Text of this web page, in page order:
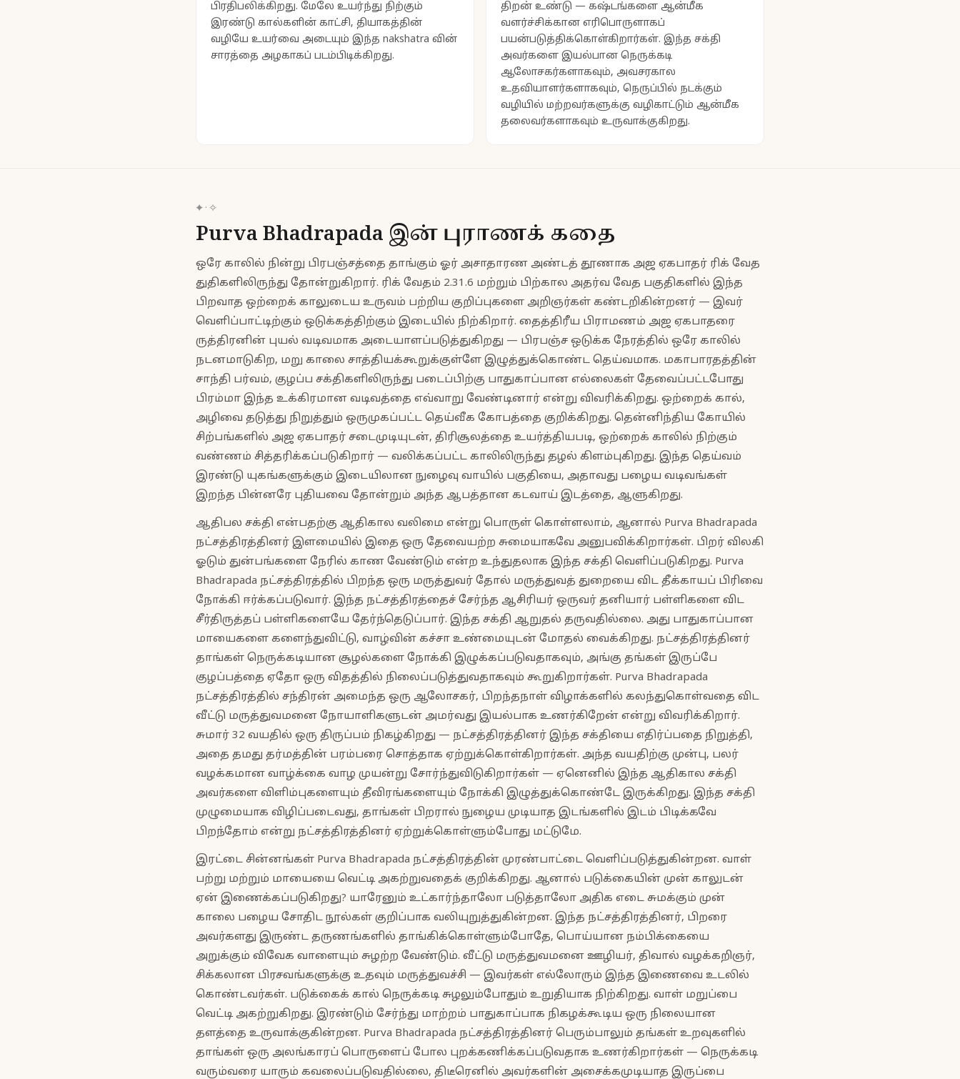
பிரதிபலிக்கிறது. மேலே உயர்ந்து நிற்கும்
இரண்டு கால்களின் காட்சி, தியாகத்தின்
வழியே உயர்வை அடையும் இந்த nakshatra வின்
சாரத்தை அழகாகப் படம்பிடிக்கிறது.
திறன் உண்டு — கஷ்டங்களை ஆன்மீக
வளர்ச்சிக்கான எரிபொருளாகப்
பயன்படுத்திக்கொள்கிறார்கள். இந்த சக்தி
அவர்களை இயல்பான நெருக்கடி
ஆலோசகர்களாகவும், அவசரகால
உதவியாளர்களாகவும், நெருப்பில் நடக்கும்
வழியில் மற்றவர்களுக்கு வழிகாட்டும் ஆன்மீக
தலைவர்களாகவும் உருவாக்குகிறது.
✦ · ✧
Purva Bhadrapada இன் புராணக் கதை
ஒரே காலில் நின்று பிரபஞ்சத்தை தாங்கும் ஓர் அசாதாரண அண்டத் தூணாக அஜ ஏகபாதர் ரிக் வேத
துதிகளிலிருந்து தோன்றுகிறார். ரிக் வேதம் 2.31.6 மற்றும் பிற்கால அதர்வ வேத பகுதிகளில் இந்த
பிறவாத ஒற்றைக் காலுடைய உருவம் பற்றிய குறிப்புகளை அறிஞர்கள் கண்டறிகின்றனர் — இவர்
வெளிப்பாட்டிற்கும் ஒடுக்கத்திற்கும் இடையில் நிற்கிறார். தைத்திரீய பிராமணம் அஜ ஏகபாதரை
ருத்திரனின் புயல் வடிவமாக அடையாளப்படுத்துகிறது — பிரபஞ்ச ஒடுக்க நேரத்தில் ஒரே காலில்
நடனமாடுகிற, மறு காலை சாத்தியக்கூறுக்குள்ளே இழுத்துக்கொண்ட தெய்வமாக. மகாபாரதத்தின்
சாந்தி பர்வம், குழப்ப சக்திகளிலிருந்து படைப்பிற்கு பாதுகாப்பான எல்லைகள் தேவைப்பட்டபோது
பிரம்மா இந்த உக்கிரமான வடிவத்தை எவ்வாறு வேண்டினார் என்று விவரிக்கிறது. ஒற்றைக் கால்,
அழிவை தடுத்து நிறுத்தும் ஒருமுகப்பட்ட தெய்வீக கோபத்தை குறிக்கிறது. தென்னிந்திய கோயில்
சிற்பங்களில் அஜ ஏகபாதர் சடைமுடியுடன், திரிசூலத்தை உயர்த்தியபடி, ஒற்றைக் காலில் நிற்கும்
வண்ணம் சித்தரிக்கப்படுகிறார் — வலிக்கப்பட்ட காலிலிருந்து தழல் கிளம்புகிறது. இந்த தெய்வம்
இரண்டு யுகங்களுக்கும் இடையிலான நுழைவு வாயில் பகுதியை, அதாவது பழைய வடிவங்கள்
இறந்த பின்னரே புதியவை தோன்றும் அந்த ஆபத்தான கடவாய் இடத்தை, ஆளுகிறது.
ஆதிபல சக்தி என்பதற்கு ஆதிகால வலிமை என்று பொருள் கொள்ளலாம், ஆனால் Purva Bhadrapada
நட்சத்திரத்தினர் இளமையில் இதை ஒரு தேவையற்ற சுமையாகவே அனுபவிக்கிறார்கள். பிறர் விலகி
ஓடும் துன்பங்களை நேரில் காண வேண்டும் என்ற உந்துதலாக இந்த சக்தி வெளிப்படுகிறது. Purva
Bhadrapada நட்சத்திரத்தில் பிறந்த ஒரு மருத்துவர் தோல் மருத்துவத் துறையை விட தீக்காயப் பிரிவை
நோக்கி ஈர்க்கப்படுவார். இந்த நட்சத்திரத்தைச் சேர்ந்த ஆசிரியர் ஒருவர் தனியார் பள்ளிகளை விட
சீர்திருத்தப் பள்ளிகளையே தேர்ந்தெடுப்பார். இந்த சக்தி ஆறுதல் தருவதில்லை. அது பாதுகாப்பான
மாயைகளை களைந்துவிட்டு, வாழ்வின் கச்சா உண்மையுடன் மோதல் வைக்கிறது. நட்சத்திரத்தினர்
தாங்கள் நெருக்கடியான சூழல்களை நோக்கி இழுக்கப்படுவதாகவும், அங்கு தங்கள் இருப்பே
குழப்பத்தை ஏதோ ஒரு விதத்தில் நிலைப்படுத்துவதாகவும் கூறுகிறார்கள். Purva Bhadrapada
நட்சத்திரத்தில் சந்திரன் அமைந்த ஒரு ஆலோசகர், பிறந்தநாள் விழாக்களில் கலந்துகொள்வதை விட
வீட்டு மருத்துவமனை நோயாளிகளுடன் அமர்வது இயல்பாக உணர்கிறேன் என்று விவரிக்கிறார்.
சுமார் 32 வயதில் ஒரு திருப்பம் நிகழ்கிறது — நட்சத்திரத்தினர் இந்த சக்தியை எதிர்ப்பதை நிறுத்தி,
அதை தமது தர்மத்தின் பரம்பரை சொத்தாக ஏற்றுக்கொள்கிறார்கள். அந்த வயதிற்கு முன்பு, பலர்
வழக்கமான வாழ்க்கை வாழ முயன்று சோர்ந்துவிடுகிறார்கள் — ஏனெனில் இந்த ஆதிகால சக்தி
அவர்களை விளிம்புகளையும் தீவிரங்களையும் நோக்கி இழுத்துக்கொண்டே இருக்கிறது. இந்த சக்தி
முழுமையாக விழிப்படைவது, தாங்கள் பிறரால் நுழைய முடியாத இடங்களில் இடம் பிடிக்கவே
பிறந்தோம் என்று நட்சத்திரத்தினர் ஏற்றுக்கொள்ளும்போது மட்டுமே.
இரட்டை சின்னங்கள் Purva Bhadrapada நட்சத்திரத்தின் முரண்பாட்டை வெளிப்படுத்துகின்றன. வாள்
பற்று மற்றும் மாயையை வெட்டி அகற்றுவதைக் குறிக்கிறது. ஆனால் படுக்கையின் முன் காலுடன்
ஏன் இணைக்கப்படுகிறது? யாரேனும் உட்கார்ந்தாலோ படுத்தாலோ அதிக எடை சுமக்கும் முன்
காலை பழைய சோதிட நூல்கள் குறிப்பாக வலியுறுத்துகின்றன. இந்த நட்சத்திரத்தினர், பிறரை
அவர்களது இருண்ட தருணங்களில் தாங்கிக்கொள்ளும்போதே, பொய்யான நம்பிக்கையை
அறுக்கும் விவேக வாளையும் சுழற்ற வேண்டும். வீட்டு மருத்துவமனை ஊழியர், திவால் வழக்கறிஞர்,
சிக்கலான பிரசவங்களுக்கு உதவும் மருத்துவச்சி — இவர்கள் எல்லோரும் இந்த இணைவை உடலில்
கொண்டவர்கள். படுக்கைக் கால் நெருக்கடி சுழலும்போதும் உறுதியாக நிற்கிறது. வாள் மறுப்பை
வெட்டி அகற்றுகிறது. இரண்டும் சேர்ந்து மாற்றம் பாதுகாப்பாக நிகழக்கூடிய ஒரு நிலையான
தளத்தை உருவாக்குகின்றன. Purva Bhadrapada நட்சத்திரத்தினர் பெரும்பாலும் தங்கள் உறவுகளில்
தாங்கள் ஒரு அலங்காரப் பொருளைப் போல புறக்கணிக்கப்படுவதாக உணர்கிறார்கள் — நெருக்கடி
வரும்வரை யாரும் கவலைப்படுவதில்லை, திடீரெனில் அவர்களின் அசைக்கமுடியாத இருப்பை